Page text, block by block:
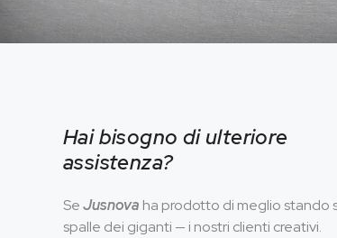
Hai bisogno di ulteriore
assistenza?
SeJusnova ha prodotto di meglio stando
spalle dei giganti — i nostri clienti creativi.